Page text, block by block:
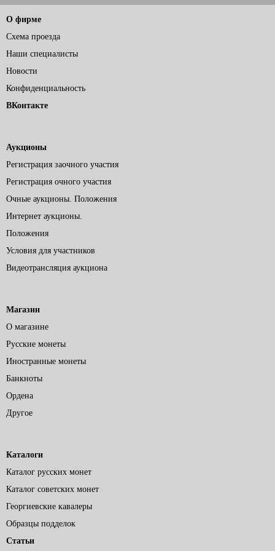
О фирме
Схема проезда
Наши специалисты
Новости
Конфиденциальность
ВКонтакте
Аукционы
Регистрация заочного участия
Регистрация очного участия
Очные аукционы. Положения
Интернет аукционы.
Положения
Условия для участников
Видеотрансляция аукциона
Магазин
О магазине
Русские монеты
Иностранные монеты
Банкноты
Ордена
Другое
Каталоги
Каталог русских монет
Каталог советских монет
Георгиевские кавалеры
Образцы подделок
Статьи